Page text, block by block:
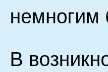
немногим
В